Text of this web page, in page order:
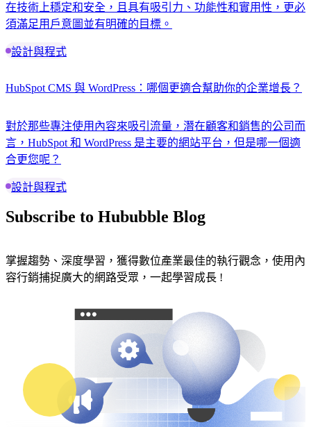
在技術上穩定和安全，且具有吸引力、功能性和實用性，更必
須滿足用戶意圖並有明確的目標。
設計與程式
HubSpot CMS 與 WordPress：哪個更適合幫助你的企業增長？
對於那些專注使用內容來吸引流量，潛在顧客和銷售的公司而
言，HubSpot 和 WordPress 是主要的網站平台，但是哪一個適
合更您呢？
設計與程式
Subscribe to Hububble Blog
掌握趨勢、深度學習，獲得數位產業最佳的執行觀念，使用內
容行銷捕捉廣大的網路受眾，一起學習成長 !